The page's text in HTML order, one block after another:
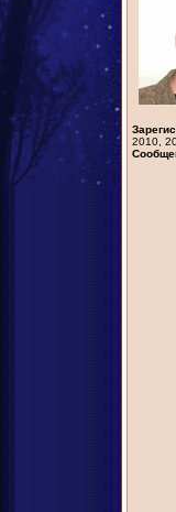
2010,